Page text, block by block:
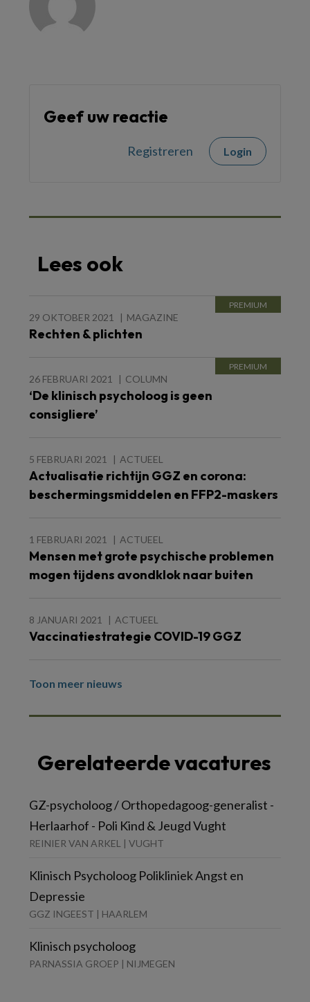
Geef uw reactie
Registreren Login
Lees ook
29 OKTOBER 2021 MAGAZINE
Rechten & plichten
26 FEBRUARI 2021 COLUMN
‘De klinisch psycholoog is geen
consigliere’
5 FEBRUARI 2021 ACTUEEL
Actualisatie richtijn GGZ en corona:
beschermingsmiddelen en FFP2-maskers
1 FEBRUARI 2021 ACTUEEL
Mensen met grote psychische problemen
mogen tijdens avondklok naar buiten
8 JANUARI 2021 ACTUEEL
Vaccinatiestrategie COVID-19 GGZ
Toon meer nieuws
Gerelateerde vacatures
GZ-psycholoog / Orthopedagoog-generalist -
Herlaarhof - Poli Kind & Jeugd Vught
REINIER VAN ARKEL | VUGHT
Klinisch Psycholoog Polikliniek Angst en
Depressie
GGZ INGEEST | HAARLEM
Klinisch psycholoog
PARNASSIA GROEP | NIJMEGEN